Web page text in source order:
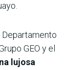
GEO y el
lujosa